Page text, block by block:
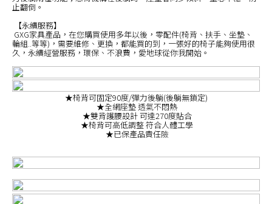
止翻倒。
【永續服務】
GXG家具產品，在您購買使用多年以後，零配件(椅背、扶手、坐墊、
輪組..等等)，需要維修、更換，都能買的到，一張好的椅子能夠使用很
久，永續經營服務，環保、不浪費，愛地球從你我開始。
★椅背可固定90度/彈力後躺(後躺無鎖定)
★全網座墊 透氣不悶熱
★雙背護腰設計 可達270度貼合
★椅背可高低調整 符合人體工學
★已保產品責任險